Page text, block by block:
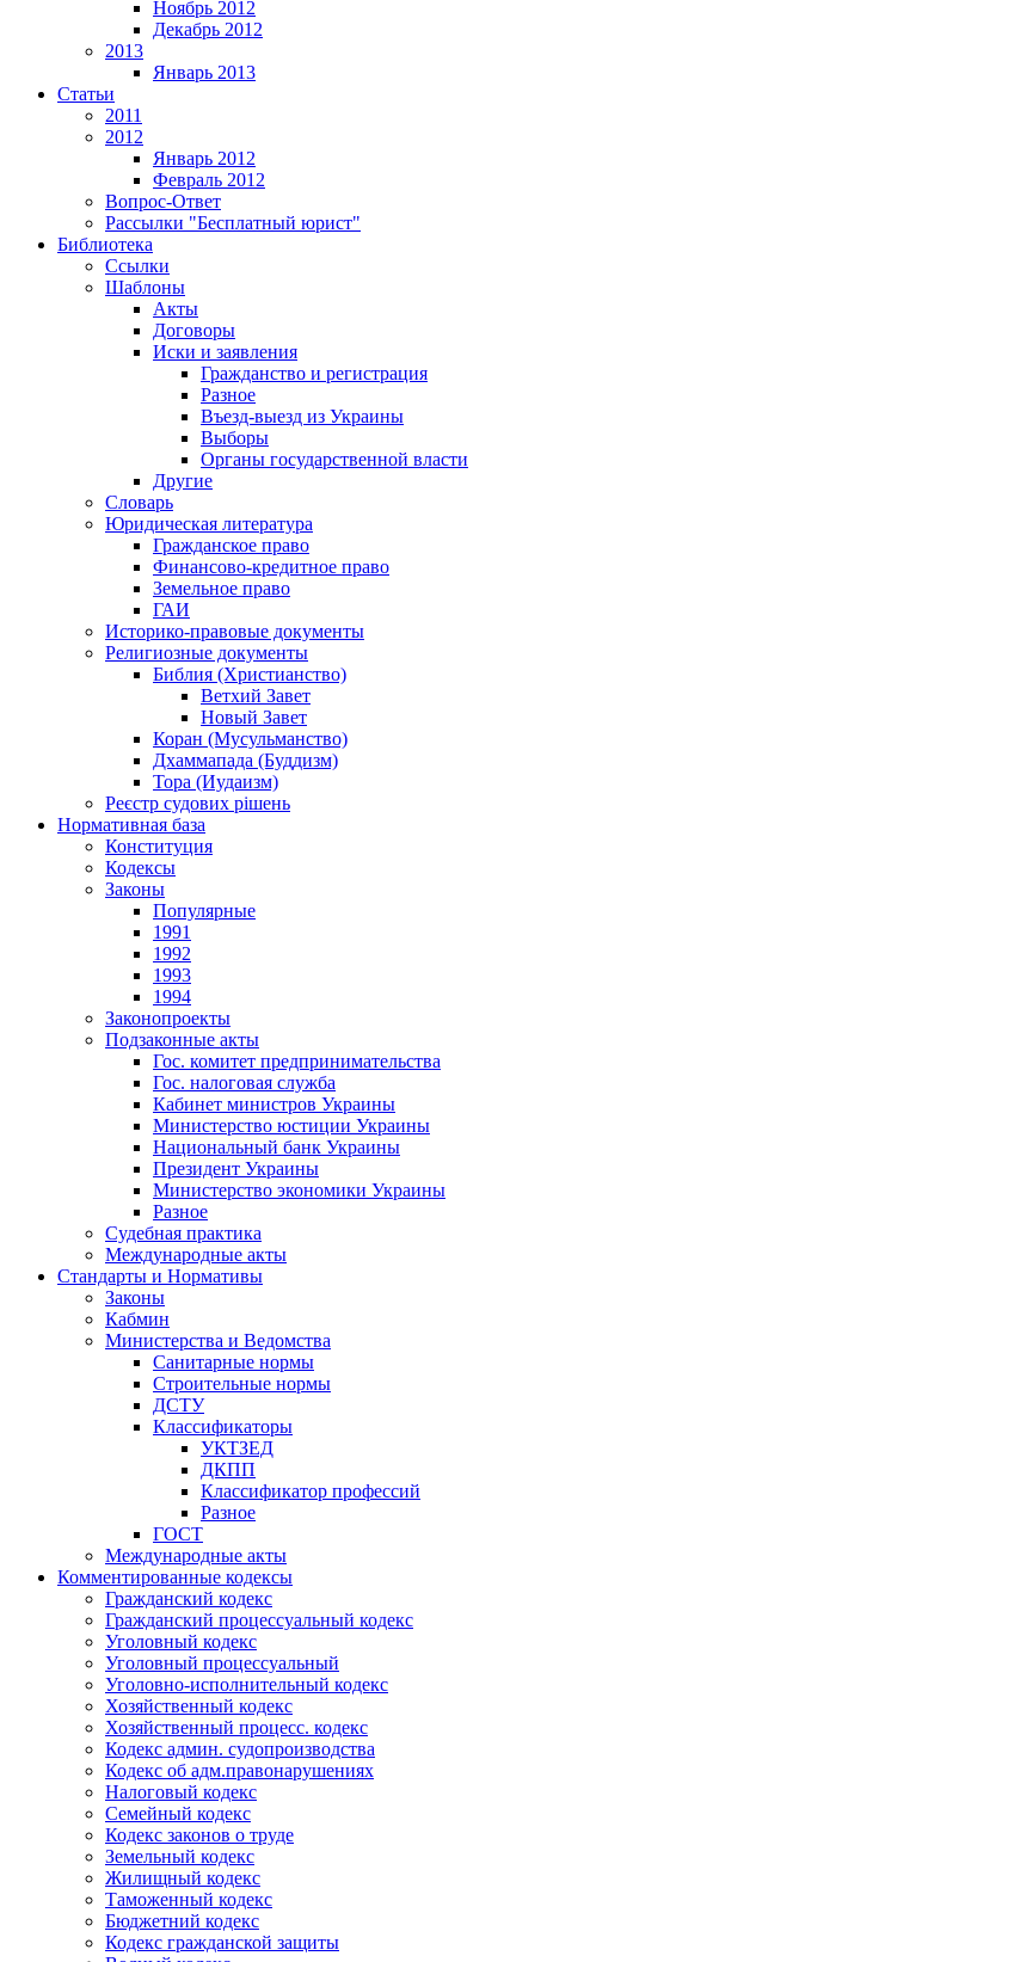
Ноябрь 2012
Декабрь 2012
2013
Январь 2013
Статьи
2011
2012
Январь 2012
Февраль 2012
Вопрос-Ответ
Рассылки "Бесплатный юрист"
Библиотека
Ссылки
Шаблоны
Акты
Договоры
Иски и заявления
Гражданство и регистрация
Разное
Въезд-выезд из Украины
Выборы
Органы государственной власти
Другие
Словарь
Юридическая литература
Гражданское право
Финансово-кредитное право
Земельное право
ГАИ
Историко-правовые документы
Религиозные документы
Библия (Христианство)
Ветхий Завет
Новый Завет
Коран (Мусульманство)
Дхаммапада (Буддизм)
Тора (Иудаизм)
Реєстр судових рішень
Нормативная база
Конституция
Кодексы
Законы
Популярные
1991
1992
1993
1994
Законопроекты
Подзаконные акты
Гос. комитет предпринимательства
Гос. налоговая служба
Кабинет министров Украины
Министерство юстиции Украины
Национальный банк Украины
Президент Украины
Министерство экономики Украины
Разное
Судебная практика
Международные акты
Стандарты и Нормативы
Законы
Кабмин
Министерства и Ведомства
Санитарные нормы
Строительные нормы
ДСТУ
Классификаторы
УКТЗЕД
ДКПП
Классификатор профессий
Разное
ГОСТ
Международные акты
Комментированные кодексы
Гражданский кодекс
Гражданский процессуальный кодекс
Уголовный кодекс
Уголовный процессуальный
Уголовно-исполнительный кодекс
Хозяйственный кодекс
Хозяйственный процесс. кодекс
Кодекс админ. судопроизводства
Кодекс об адм.правонарушениях
Налоговый кодекс
Семейный кодекс
Кодекс законов о труде
Земельный кодекс
Жилищный кодекс
Таможенный кодекс
Бюджетний кодекс
Кодекс гражданской защиты